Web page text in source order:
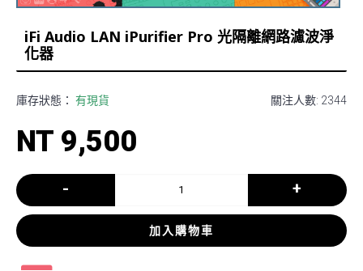
iFi Audio LAN iPurifier Pro 光隔離網路濾波淨
化器
關注人數: 2344
庫存狀態： 有現貨
NT 9,500
- +
加入購物車